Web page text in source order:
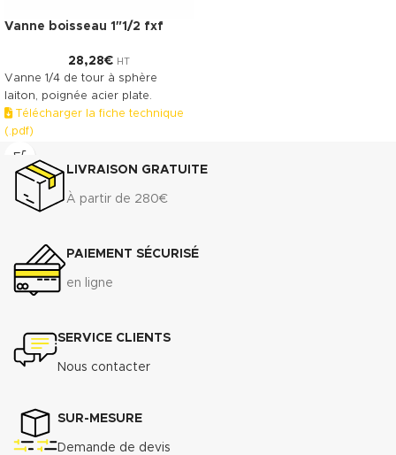
Vanne boisseau 1″1/2 fxf
28,28€ HT
Vanne 1/4 de tour à sphère
laiton, poignée acier plate.
Télécharger la fiche technique
(.pdf)
LIVRAISON GRATUITE
À partir de 280€
PAIEMENT SÉCURISÉ
en ligne
SERVICE CLIENTS
Nous contacter
SUR-MESURE
Demande de devis